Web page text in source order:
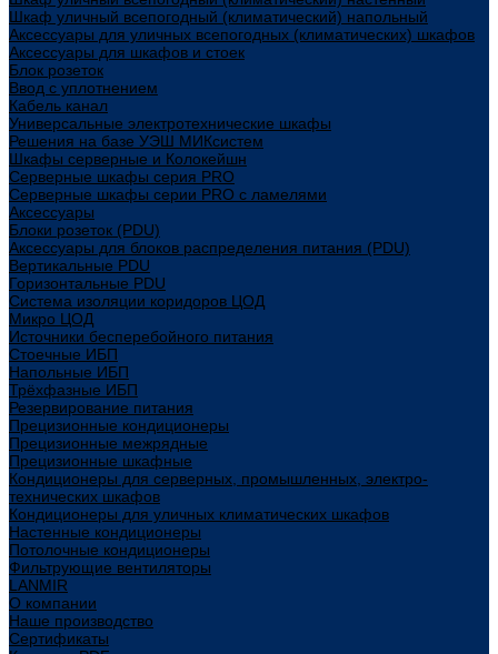
Шкаф уличный всепогодный (климатический) напольный
Аксессуары для уличных всепогодных (климатических) шкафов
Аксессуары для шкафов и стоек
Блок розеток
Ввод с уплотнением
Кабель канал
Универсальные электротехнические шкафы
Решения на базе УЭШ МИКсистем
Шкафы серверные и Колокейшн
Серверные шкафы серия PRO
Серверные шкафы серии PRO с ламелями
Аксессуары
Блоки розеток (PDU)
Аксессуары для блоков распределения питания (PDU)
Вертикальные PDU
Горизонтальные PDU
Система изоляции коридоров ЦОД
Микро ЦОД
Источники бесперебойного питания
Стоечные ИБП
Напольные ИБП
Трёхфазные ИБП
Резервирование питания
Прецизионные кондиционеры
Прецизионные межрядные
Прецизионные шкафные
Кондиционеры для серверных, промышленных, электро-
технических шкафов
Кондиционеры для уличных климатических шкафов
Настенные кондиционеры
Потолочные кондиционеры
Фильтрующие вентиляторы
LANMIR
О компании
Наше производство
Сертификаты